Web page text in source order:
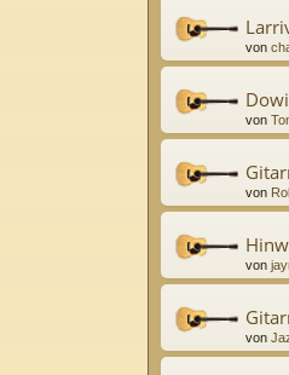
von
von
von
von
von